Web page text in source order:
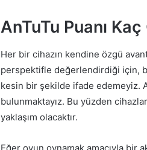
AnTuTu Puanı Kaç
Her bir cihazın kendine özgü
perspektifle değerlendirdiği için,
kesin bir şekilde ifade edemeyiz.
bulunmaktayız. Bu yüzden
yaklaşım olacaktır.